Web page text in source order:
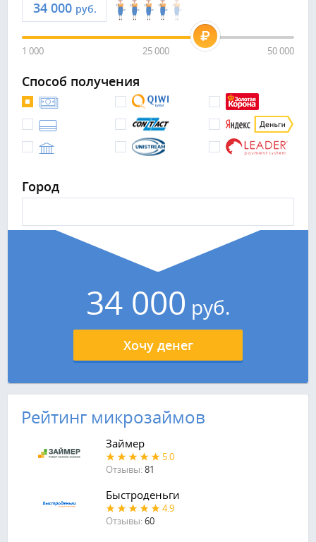
руб.
1 000 25 000 50 000
Способ получения
Город
34 000 руб.
Хочу денег
Рейтинг микрозаймов
Займер
5.0
Отзывы:81
Быстроденьги
4.9
Отзывы:60